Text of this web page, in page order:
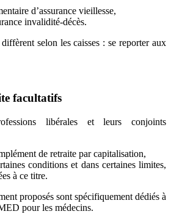
d’assurance vieillesse,
invalidité-décès.
selon les caisses : se reporter aux
facultatifs
libérales et leurs conjoints
de retraite par capitalisation,
conditions et dans certaines limites,
à ce titre.
proposés sont spécifiquement dédiés à
pour les médecins.